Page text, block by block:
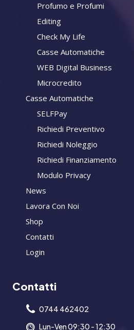
Profumo e Profumi
Editing
Check My Life
Casse Automatiche
WEB Digital Business
Microcredito
Casse Automatiche
SELFPay
Richiedi Preventivo
Richiedi Noleggio
Richiedi Finanziamento
Modulo Privacy
News
Lavora Con Noi
Shop
Contatti
Login
Contatti
0744 462402
Lun-Ven 09:30 - 12:30